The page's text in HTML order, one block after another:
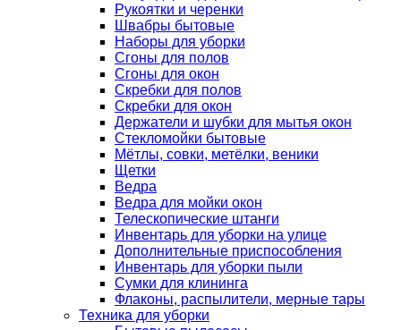
Рукоятки и черенки
Швабры бытовые
Наборы для уборки
Сгоны для полов
Сгоны для окон
Скребки для полов
Скребки для окон
Держатели и шубки для мытья окон
Стекломойки бытовые
Мётлы, совки, метёлки, веники
Щетки
Ведра
Ведра для мойки окон
Телескопические штанги
Инвентарь для уборки на улице
Дополнительные приспособления
Инвентарь для уборки пыли
Сумки для клининга
Флаконы, распылители, мерные тары
Техника для уборки